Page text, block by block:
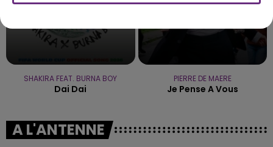
SHAKIRA FEAT. BURNA BOY
Dai Dai
PIERRE DE MAERE
Je Pense A Vous
A L'ANTENNE